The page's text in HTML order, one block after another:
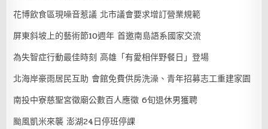
花博飲食區現噪音惹議 北市議會要求增訂營業規範
屏東斜坡上的藝術節10週年 首邀南島語系國家交流
為失智症行動最佳時刻 高雄「有愛相伴野餐日」登場
北海岸豪雨居民互助 會館免費供房洗澡、青年招募志工重建家園
南投中寮慈聖宮徵廟公數百人應徵 6旬退休男獲聘
颱風凱米來襲 澎湖24日停班停課